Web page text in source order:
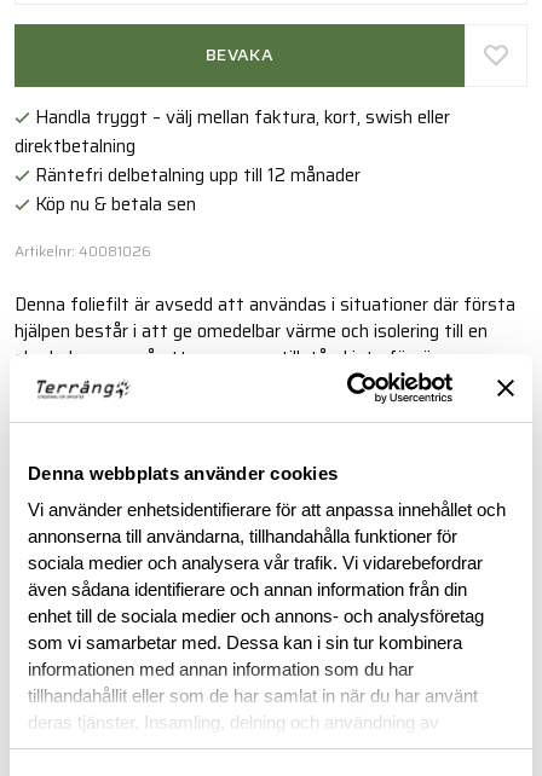
Denna webbplats använder cookies
Vi använder enhetsidentifierare för att anpassa innehållet och
annonserna till användarna, tillhandahålla funktioner för
sociala medier och analysera vår trafik. Vi vidarebefordrar
även sådana identifierare och annan information från din
enhet till de sociala medier och annons- och analysföretag
som vi samarbetar med. Dessa kan i sin tur kombinera
informationen med annan information som du har
tillhandahållit eller som de har samlat in när du har använt
deras tjänster. Insamling, delning och användning av
personuppgifter kan användas för personalisering av
BEVAKA
Handla tryggt – välj mellan faktura, kort, swish eller
direktbetalning
Räntefri delbetalning upp till 12 månader
Köp nu & betala sen
Artikelnr: 40081026
Denna foliefilt är avsedd att användas i situationer där första
hjälpen består i att ge omedelbar värme och isolering till en
skadad person så att personens tillstånd inte försämras
nämnvärt.
BESKRIVNING
RECENSIONER
OM VARUMÄRKET